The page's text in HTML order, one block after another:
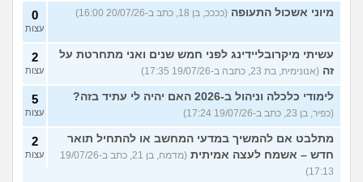
מיוני אשכול התעופה (ככככ, בן 18, כתב ב-20/07/26 16:00) 0
עצות
עשיתי מיקרובליידינג לפני חמש שנים ואני מתחרטת על
זה (אנונימית, בת 23, כתבה ב-19/07/26 17:35)
2
עצות
לימודי כלכלה וניהול ב-2026 האם יהיה לי עתיד בזה?
(כפיר, בן 23, כתב ב-19/07/26 17:24)
5
עצות
מתלבט אם להמשיך במדעי המחשב או להתחיל תואר
חדש – אשמח לעצה אמיתית
(מדמח, בן 21, כתב ב-19/07/26
17:13)
2
עצות